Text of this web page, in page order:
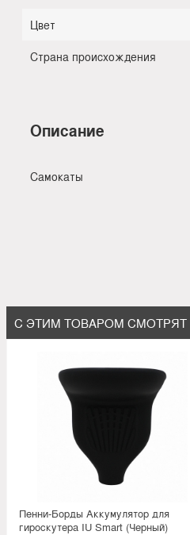
Цвет
Страна происхождения
Описание
Самокаты
С ЭТИМ ТОВАРОМ СМОТРЯТ
Пенни-Борды Аккумулятор для
гироскутера IU Smart (Черный)